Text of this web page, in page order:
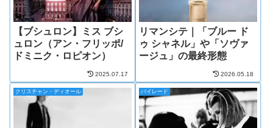
【ブシュロン】ミス ブシ
ュロン（アン・フリッポ/
ドミニク・ロピオン）
2025.07.17
リマンシテ｜「ブルー ド
ゥ シャネル」や「ソヴァ
ージュ」の最終形態
2026.05.18
クリスチャン・ディオール バイレード